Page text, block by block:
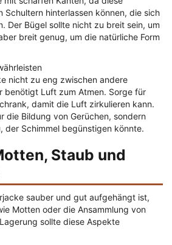
Schultern hinterlassen können, die sich
Der Bügel sollte nicht zu breit sein, um
breit genug, um die natürliche Form
nicht zu eng zwischen andere
benötigt Luft zum Atmen. Sorge für
damit die Luft zirkulieren kann.
die Bildung von Gerüchen, sondern
der Schimmel begünstigen könnte.
Staub und
sauber und gut aufgehängt ist,
Motten oder die Ansammlung von
sollte diese Aspekte